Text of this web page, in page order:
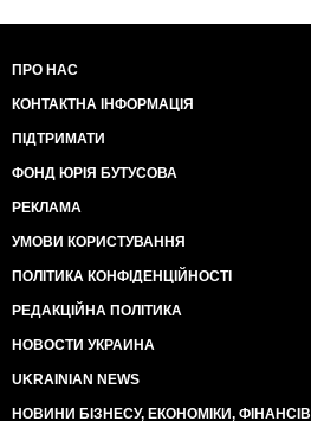
ПРО НАС
КОНТАКТНА ІНФОРМАЦІЯ
ПІДТРИМАТИ
ФОНД ЮРІЯ БУТУСОВА
РЕКЛАМА
УМОВИ КОРИСТУВАННЯ
ПОЛІТИКА КОНФІДЕНЦІЙНОСТІ
РЕДАКЦІЙНА ПОЛІТИКА
НОВОСТИ УКРАИНА
UKRAINIAN NEWS
НОВИНИ БІЗНЕСУ, ЕКОНОМІКИ, ФІНАНСІВ